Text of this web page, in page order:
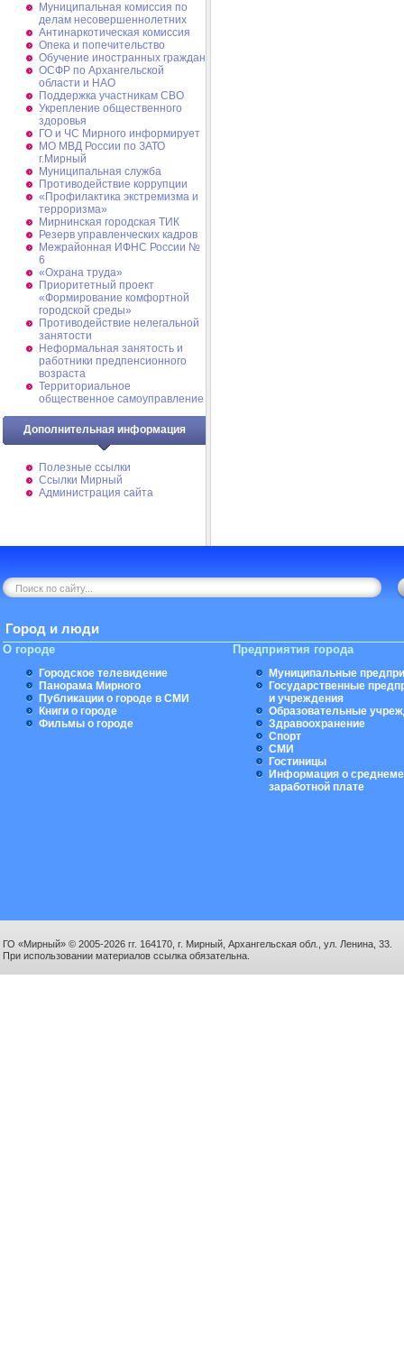
Муниципальная комиссия по
делам несовершеннолетних
Антинаркотическая комиссия
Опека и попечительство
Обучение иностранных граждан
ОСФР по Архангельской
области и НАО
Поддержка участникам СВО
Укрепление общественного
здоровья
ГО и ЧС Мирного информирует
МО МВД России по ЗАТО
г.Мирный
Муниципальная cлужба
Противодействие коррупции
«Профилактика экстремизма и
терроризма»
Мирнинская городская ТИК
Резерв управленческих кадров
Межрайонная ИФНС России №
6
«Охрана труда»
Приоритетный проект
«Формирование комфортной
городской среды»
Противодействие нелегальной
занятости
Неформальная занятость и
работники предпенсионного
возраста
Территориальное
общественное самоуправление
Дополнительная информация
Полезные ссылки
Ссылки Мирный
Администрация сайта
Город и люди
О городе
Городское телевидение
Панорама Мирного
Публикации о городе в СМИ
Книги о городе
Фильмы о городе
Предприятия города
Муниципальные
Государственные
и учреждения
Образовательные
Здравоохранение
Спорт
СМИ
Гостиницы
Информация о
заработной плате
ГО «Мирный» © 2005-2026 гг. 164170, г. Мирный, Архангельская обл., ул. Ленина, 33.
При использовании материалов ссылка обязательна.